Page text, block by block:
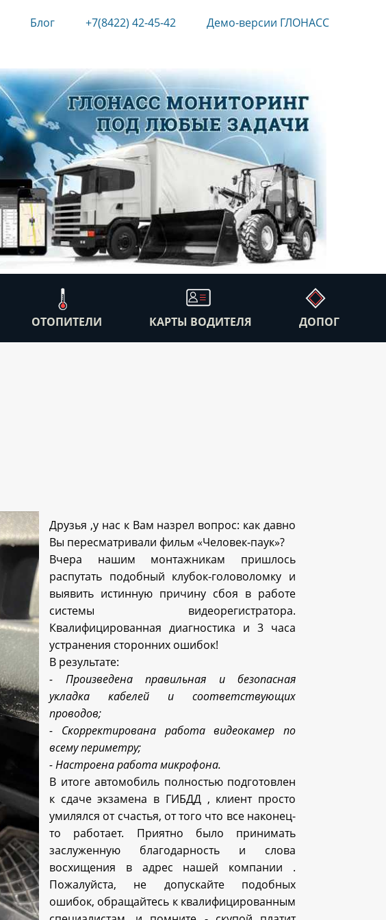
Блог +7(8422) 42-45-42 Демо-версии ГЛОНАСС
ОТОПИТЕЛИ КАРТЫ ВОДИТЕЛЯ ДОПОГ
Друзья ,у нас к Вам назрел вопрос: как давно
Вы пересматривали фильм «Человек-паук»?
Вчера нашим монтажникам пришлось
распутать подобный клубок-головоломку и
выявить истинную причину сбоя в работе
системы видеорегистратора.
Квалифицированная диагностика и 3 часа
устранения сторонних ошибок!
В результате:
- Произведена правильная и безопасная
укладка кабелей и соответствующих
проводов;
- Скорректирована работа видеокамер по
всему периметру;
- Настроена работа микрофона.
В итоге автомобиль полностью подготовлен
к сдаче экзамена в ГИБДД , клиент просто
умилялся от счастья, от того что все наконец-
то работает. Приятно было принимать
заслуженную благодарность и слова
восхищения в адрес нашей компании .
Пожалуйста, не допускайте подобных
ошибок, обращайтесь к квалифицированным